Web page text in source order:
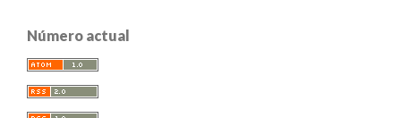
Número actual